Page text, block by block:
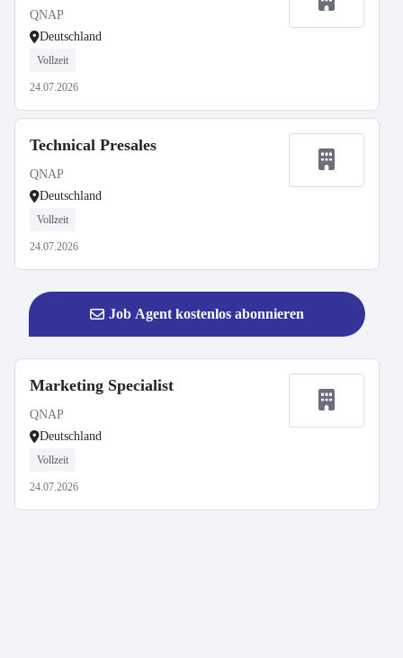
QNAP
Deutschland
Vollzeit
24.07.2026
Technical Presales
QNAP
Deutschland
Vollzeit
24.07.2026
Job Agent kostenlos abonnieren
Marketing Specialist
QNAP
Deutschland
Vollzeit
24.07.2026